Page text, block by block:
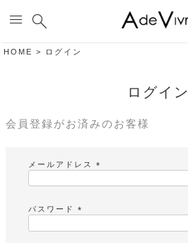
menu search
HOME ログイン
ログイン
会員登録がお済みのお客様
メールアドレス
パスワード
必